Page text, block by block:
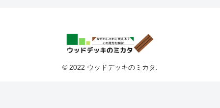
© 2022 ウッドデッキのミカタ.